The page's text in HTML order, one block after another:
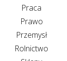
Praca
Prawo
Przemysł
Rolnictwo